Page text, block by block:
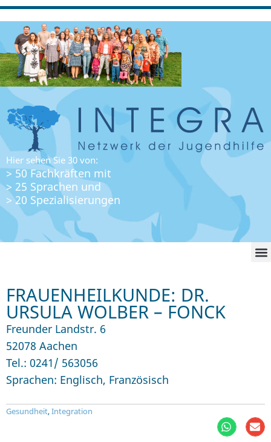
Hier sehen Sie 30 von:
> 50 Fachkräften mit
> 25 Sprachen und
> 20 Spezialisierungen
FRAUENHEILKUNDE: DR.
URSULA WOLBER – FONCK
Freunder Landstr. 6
52078 Aachen
Tel.: 0241/ 563056
Sprachen: Englisch, Französisch
Gesundheit,Integration